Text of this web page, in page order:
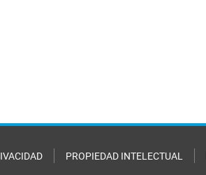
PROPIEDAD INTELECTUAL